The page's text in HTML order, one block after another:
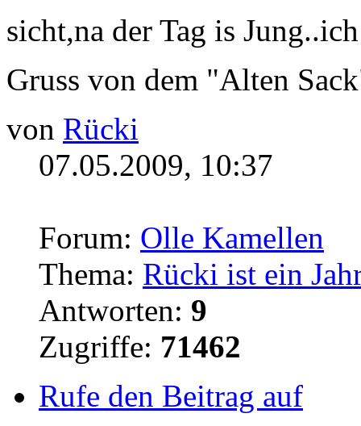
sicht,na der Tag is
Gruss von dem "Alten
von Rücki
07.05.2009, 10:37
Forum: Olle Kamellen
Thema: Rücki ist ein
Antworten: 9
Zugriffe: 71462
Rufe den Beitrag auf